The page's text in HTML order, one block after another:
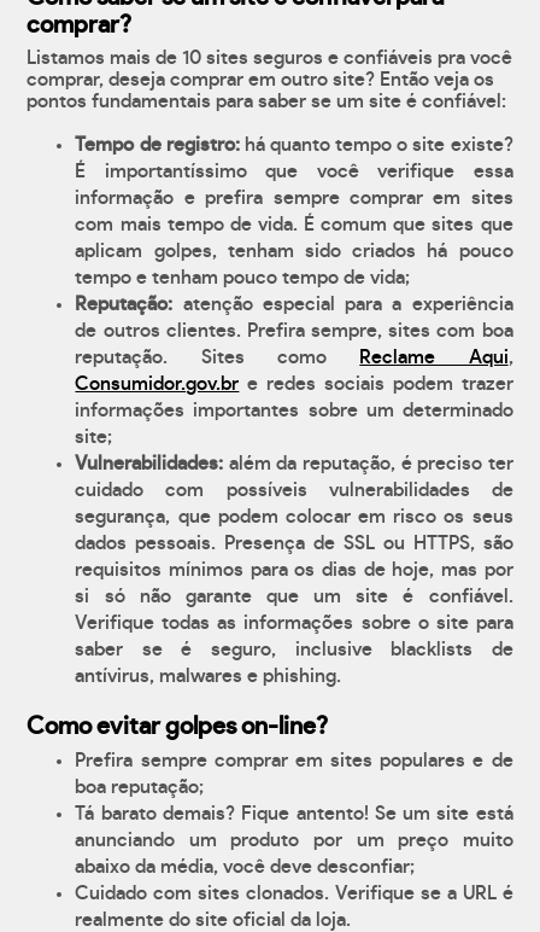
comprar?
Listamos mais de 10 sites seguros e confiáveis pra você
comprar, deseja comprar em outro site? Então veja os
pontos fundamentais para saber se um site é confiável:
Tempo de registro:há quanto tempo o site existe?
É importantíssimo que você verifique essa
informação e prefira sempre comprar em sites
com mais tempo de vida. É comum que sites que
aplicam golpes, tenham sido criados há pouco
tempo e tenham pouco tempo de vida;
Reputação: atenção especial para a experiência
de outros clientes. Prefira sempre, sites com boa
reputação. Sites como
Reclame Aqui,
Consumidor.gov.br e redes sociais podem trazer
informações importantes sobre um determinado
site;
Vulnerabilidades: além da reputação, é preciso ter
cuidado com possíveis vulnerabilidades de
segurança, que podem colocar em risco os seus
dados pessoais. Presença de SSL ou HTTPS, são
requisitos mínimos para os dias de hoje, mas por
si só não garante que um site é confiável.
Verifique todas as informações sobre o site para
saber se é seguro, inclusive blacklists de
antívirus, malwares e phishing.
Como evitar golpes on-line?
Prefira sempre comprar em sites populares e de
boa reputação;
Tá barato demais? Fique antento! Se um site está
anunciando um produto por um preço muito
abaixo da média, você deve desconfiar;
Cuidado com sites clonados. Verifique se a URL é
realmente do site oficial da loja.